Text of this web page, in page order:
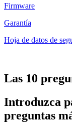
Firmware
Garantía
Hoja de datos de
Las 10
Introduzca
preguntas